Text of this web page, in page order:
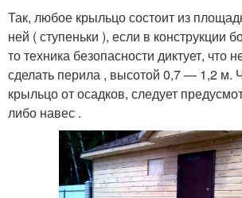
Так, любое крыльцо состоит из
ней ( ступеньки ), если в конструкции
то техника безопасности диктует, что
сделать перила , высотой 0,7 — 1,2 м.
крыльцо от осадков, следует
либо навес .